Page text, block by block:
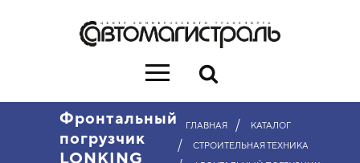
Фронтальный
погрузчик
LONKING
ГЛАВНАЯ / КАТАЛОГ
/ СТРОИТЕЛЬНАЯ ТЕХНИКА